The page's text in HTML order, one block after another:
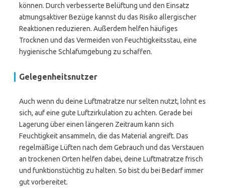
können. Durch verbesserte Belüftung und den Einsatz
atmungsaktiver Bezüge kannst du das Risiko allergischer
Reaktionen reduzieren. Außerdem helfen häufiges
Trocknen und das Vermeiden von Feuchtigkeitsstau, eine
hygienische Schlafumgebung zu schaffen.
Gelegenheitsnutzer
Auch wenn du deine Luftmatratze nur selten nutzt, lohnt es
sich, auf eine gute Luftzirkulation zu achten. Gerade bei
Lagerung über einen längeren Zeitraum kann sich
Feuchtigkeit ansammeln, die das Material angreift. Das
regelmäßige Lüften nach dem Gebrauch und das Verstauen
an trockenen Orten helfen dabei, deine Luftmatratze frisch
und funktionstüchtig zu halten. So bist du bei Bedarf immer
gut vorbereitet.